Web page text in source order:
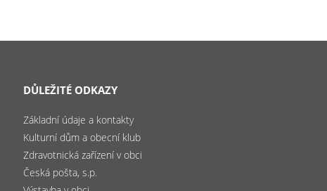
DŮLEŽITÉ ODKAZY
Základní údaje a kontakty
Kulturní dům a obecní klub
Zdravotnická zařízení v obci
Česká pošta, s.p.